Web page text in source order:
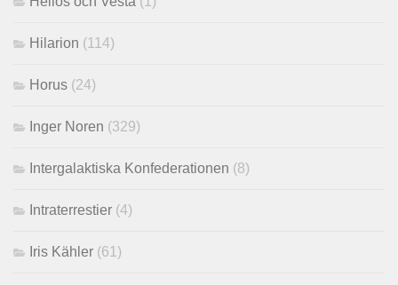
Hilarion (114)
Horus (24)
Inger Noren (329)
Intergalaktiska Konfederationen (8)
Intraterrestier (4)
Iris Kähler (61)